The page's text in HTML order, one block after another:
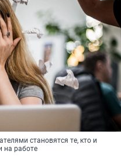
становятся те, кто и
на работе